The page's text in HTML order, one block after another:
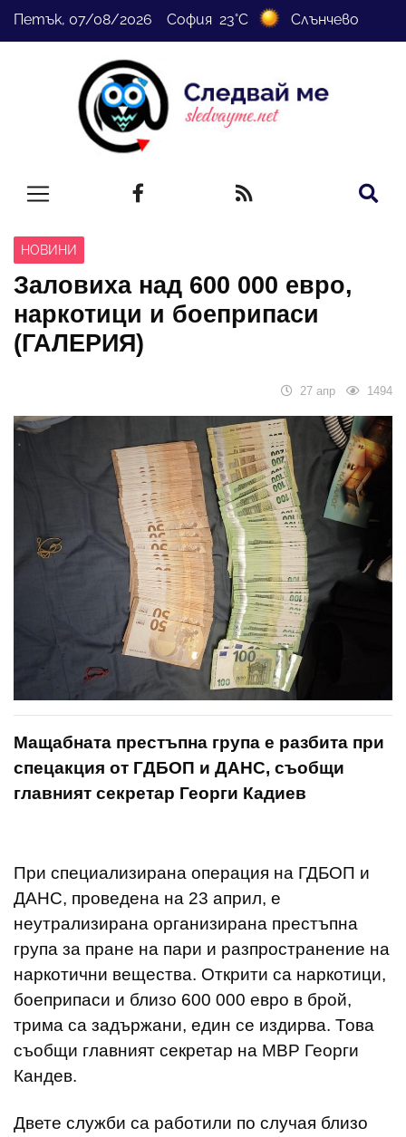
Петък, 07/08/2026 София 23°C Слънчево
НОВИНИ
Заловиха над 600 000 евро,
наркотици и боеприпаси
(ГАЛЕРИЯ)
27 апр 1494
Мащабната престъпна група е разбита при
спецакция от ГДБОП и ДАНС, съобщи
главният секретар Георги Кадиев
При специализирана операция на ГДБОП и
ДАНС, проведена на 23 април, е
неутрализирана организирана престъпна
група за пране на пари и разпространение на
наркотични вещества. Открити са наркотици,
боеприпаси и близо 600 000 евро в брой,
трима са задържани, един се издирва. Това
съобщи главният секретар на МВР Георги
Кандев.
Двете служби са работили по случая близо